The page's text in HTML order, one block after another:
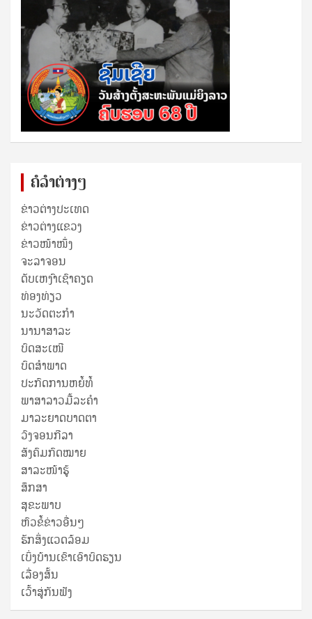
ຄໍລຳຕ່າງໆ
ຂ່າວຕ່າງປະເທດ
ຂ່າວ​ຕ່າງ​ແຂວງ
ຂ່າວໜ້າໜຶ່ງ
ຈະລາຈອນ
ດັບເຫງົາເຊົາຄຽດ
ທ່ອງທ່ຽວ
ນະວັດຕະກໍາ
ນານາສາລະ
ບົດສະເໜີ
ບົດສໍາພາດ
ປະກົດການຫຍໍ້ທໍ້
ພາສາລາວມື້ລະຄຳ
ມາລະຍາດບາດຕາ
ວົງຈອນກີລາ
ສັງຄົມກົດໝາຍ
ສາລະໜ້າຮູ້
ສຶກສາ
ສຸ​ຂະ​ພາບ
ຫົວຂໍ້ຂ່າວອື່ນໆ
ຮັກສິ່ງແວດລ້ອມ
ເບິ່ງບ້ານເຂົາເອົາບົດຮຽນ
ເລື່ອງສັ້ນ
ເວົ້າສູ່ກັນຟັງ